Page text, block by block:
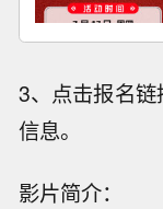
3、点击报名链
信息。
影片简介：